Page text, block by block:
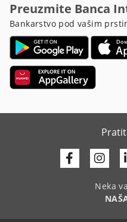
Preuzmite Banca
Bankarstvo pod vašim
Facebook
Neka